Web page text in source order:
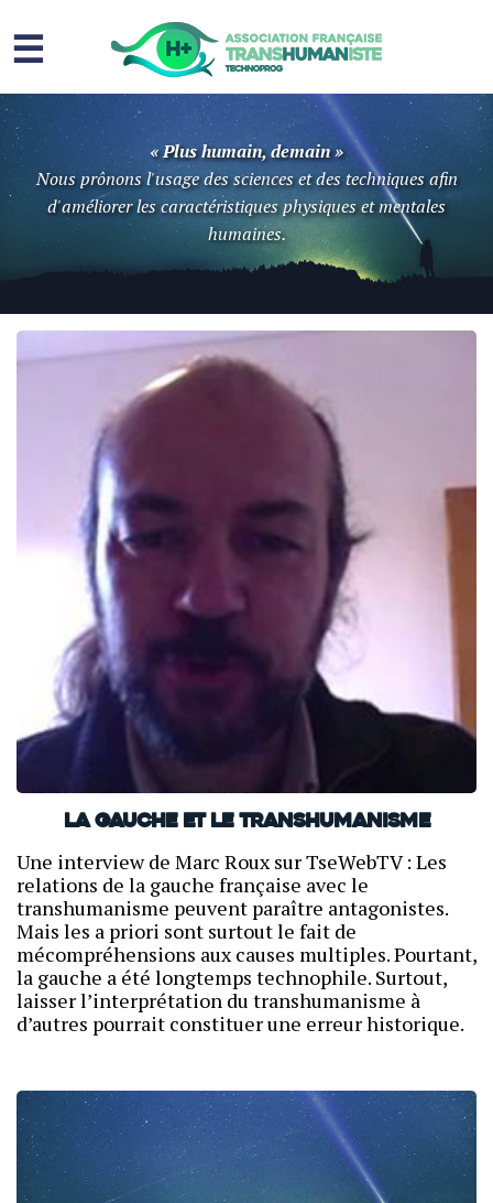
☰
Homme augmenté
Immortalité ?
Question sociale
Risques
Contact
« Plus humain, demain »
Nous prônons l'usage des sciences et des techniques afin
d'améliorer les caractéristiques physiques et mentales
humaines.
La gauche et le transhumanisme
Une interview de Marc Roux sur TseWebTV : Les
relations de la gauche française avec le
transhumanisme peuvent paraître antagonistes.
Mais les a priori sont surtout le fait de
mécompréhensions aux causes multiples. Pourtant,
la gauche a été longtemps technophile. Surtout,
laisser l’interprétation du transhumanisme à
d’autres pourrait constituer une erreur historique.